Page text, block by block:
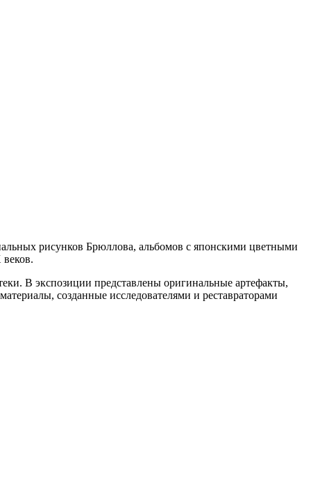
рисунков Брюллова, альбомов с японскими цветными
В экспозиции представлены оригинальные артефакты,
созданные исследователями и реставраторами